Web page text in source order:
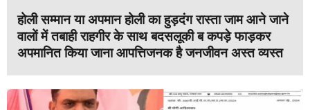
होली सम्मान या अपमान होली का हुड़दंग रास्ता जाम आने जाने
वालों में तबाही राहगीर के साथ बदसलूकी ब कपड़े फाड़कर
अपमानित किया जाना आपत्तिजनक है जनजीवन अस्त व्यस्त